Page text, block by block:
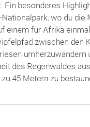
Ein besonderes
Nationalpark, wo du die
einem für Afrika
zwischen den
umherzuwandern
des Regenwaldes
45 Metern zu